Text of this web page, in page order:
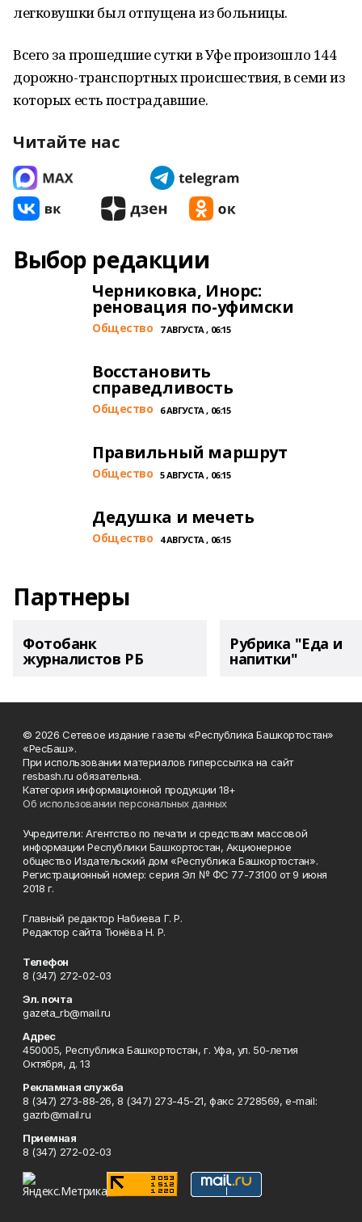
легковушки был отпущена из больницы.
Всего за прошедшие сутки в Уфе произошло 144
дорожно-транспортных происшествия, в семи из
которых есть пострадавшие.
Читайте нас
Выбор редакции
Черниковка, Инорс:
реновация по-уфимски
Общество 7 АВГУСТА , 06:15
Восстановить
справедливость
Общество 6 АВГУСТА , 06:15
Правильный маршрут
Общество 5 АВГУСТА , 06:15
Дедушка и мечеть
Общество 4 АВГУСТА , 06:15
Партнеры
Фотобанк
журналистов РБ
Рубрика "Еда и
напитки"
© 2026 Сетевое издание газеты «Республика Башкортостан»
«РесБаш».
При использовании материалов гиперссылка на сайт
resbash.ru обязательна.
Категория информационной продукции 18+
Об использовании персональных данных
Учредители: Агентство по печати и средствам массовой
информации Республики Башкортостан, Акционерное
общество Издательский дом «Республика Башкортостан».
Регистрационный номер: серия Эл № ФС 77-73100 от 9 июня
2018 г.
Главный редактор Набиева Г. Р.
Редактор сайта Тюнёва Н. Р.
Телефон
8 (347) 272-02-03
Эл. почта
gazeta_rb@mail.ru
Адрес
450005, Республика Башкортостан, г. Уфа, ул. 50-летия
Октября, д. 13
Рекламная служба
8 (347) 273-88-26, 8 (347) 273-45-21, факс 2728569, e-mail:
gazrb@mail.ru
Приемная
8 (347) 272-02-03